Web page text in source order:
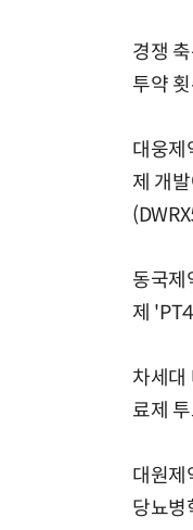
경쟁
투약
대웅제
제 개
동국제
제
차세대
료제
대원제
당뇨병